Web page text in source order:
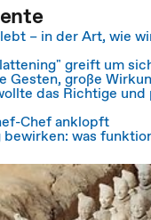
– in der Art, wie
greift um
Gesten, große
das Richtige
Chef anklopft
bewirken: was